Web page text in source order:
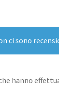
ci sono
hanno